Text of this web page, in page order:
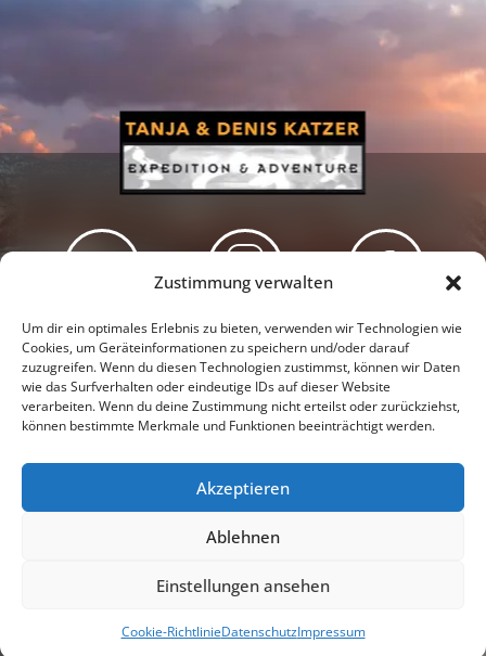
Zustimmung verwalten
Um dir ein optimales Erlebnis zu bieten, verwenden wir Technologien wie
Cookies, um Geräteinformationen zu speichern und/oder darauf
zuzugreifen. Wenn du diesen Technologien zustimmst, können wir Daten
wie das Surfverhalten oder eindeutige IDs auf dieser Website
verarbeiten. Wenn du deine Zustimmung nicht erteilst oder zurückziehst,
können bestimmte Merkmale und Funktionen beeinträchtigt werden.
Akzeptieren
Ablehnen
Einstellungen ansehen
Cookie-RichtlinieDatenschutzImpressum
Newsletter Podcast Facebook
Datenschutzerklärung